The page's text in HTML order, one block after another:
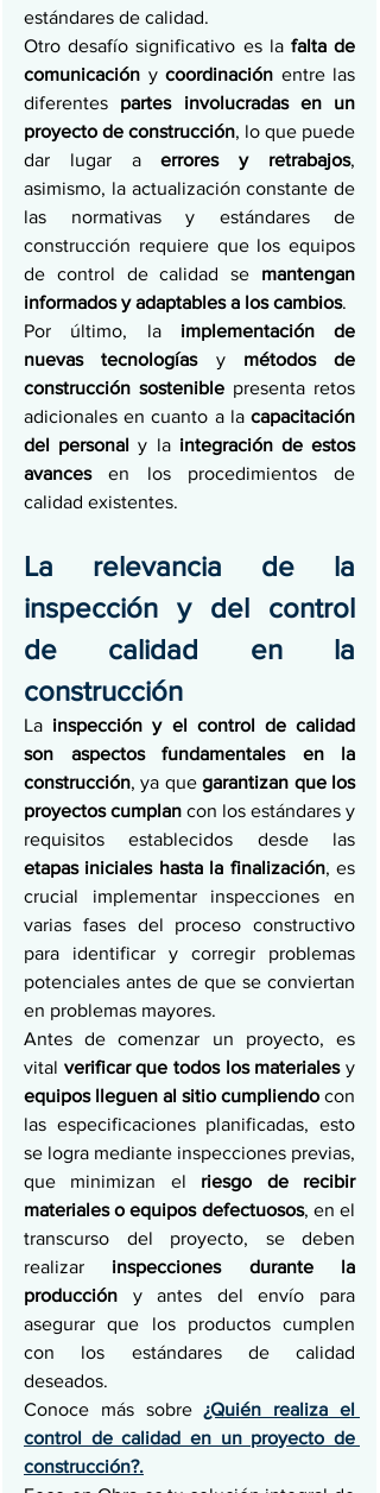
estándares de calidad.
Otro desafío significativo es la falta de
comunicación y coordinación entre las
diferentes partes involucradas en un
proyecto de construcción, lo que puede
dar lugar a errores y retrabajos,
asimismo, la actualización constante de
las normativas y estándares de
construcción requiere que los equipos
de control de calidad se mantengan
informados y adaptables a los cambios.
Por último, la implementación de
nuevas tecnologías y métodos de
construcción sostenible presenta retos
adicionales en cuanto a la capacitación
del personal y la integración de estos
avances en los procedimientos de
calidad existentes.
La relevancia de la
inspección y del control
de calidad en la
construcción
La inspección y el control de calidad
son aspectos fundamentales en la
construcción, ya que garantizan que los
proyectos cumplan con los estándares y
etapas iniciales hasta la finalización, es
crucial implementar inspecciones en
varias fases del proceso constructivo
para identificar y corregir problemas
potenciales antes de que se conviertan
en problemas mayores.
Antes de comenzar un proyecto, es
vital verificar que todos los materiales
equipos lleguen al sitio cumpliendo con
las especificaciones planificadas, esto
se logra mediante inspecciones previas,
que minimizan el riesgo de recibir
materiales o equipos defectuosos, en el
transcurso del proyecto, se deben
realizar inspecciones durante la
producción y antes del envío para
asegurar que los productos cumplen
con los estándares de calidad
deseados.
Conoce más sobre ¿Quién realiza el
control de calidad en un proyecto de
construcción?.